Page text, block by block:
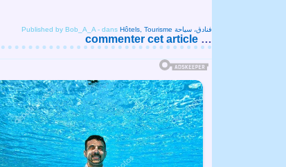
Published by Bob_A_A - dans Hôtels, Tourisme فنادق، سياحة
commenter cet article …